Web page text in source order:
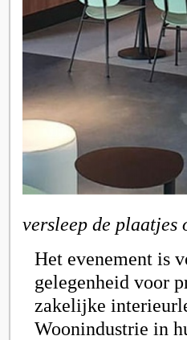
versleep de plaatjes
Het evenement is
gelegenheid voor
zakelijke
Woonindustrie in